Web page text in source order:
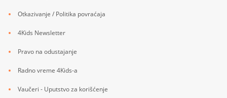
Otkazivanje / Politika povraćaja
4Kids Newsletter
Pravo na odustajanje
Radno vreme 4Kids-a
Vaučeri - Uputstvo za korišćenje